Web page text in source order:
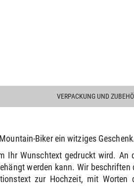
VERPACKUNG UND
Biker ein witziges
Ihr Wunschtext gedruckt wird. An
werden kann. Wir beschriften
zur Hochzeit, mit Worten